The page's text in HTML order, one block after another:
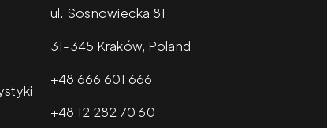
ul. Sosnowiecka 81
31-345 Kraków, Poland
+48 666 601 666
+48 12 282 70 60